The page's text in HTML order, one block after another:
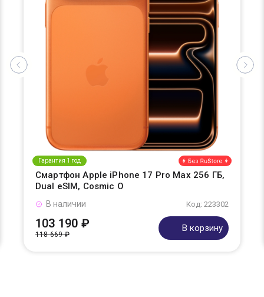
Гарантия 1 год
Смартфон Apple iPhone 17 Pro Max 256 ГБ,
Dual eSIM, Cosmic O
Код: 223302
В наличии
103 190 ₽
118 669 ₽
В корзину